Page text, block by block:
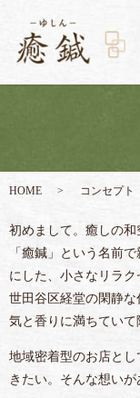
HOME コンセプト
初めまして。癒しの
「癒鍼」という名前
にした、小さなリラク
世田谷区経堂の閑静
気と香りに満ちていて
地域密着型のお店と
きたい。そんな想いが